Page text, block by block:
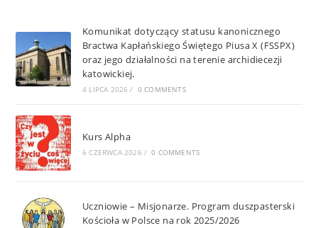
Komunikat dotyczący statusu kanonicznego
Bractwa Kapłańskiego Świętego Piusa X (FSSPX)
oraz jego działalności na terenie archidiecezji
katowickiej.
4 LIPCA 2026 / 0 COMMENTS
Kurs Alpha
6 CZERWCA 2026 / 0 COMMENTS
Uczniowie – Misjonarze. Program duszpasterski
Kościoła w Polsce na rok 2025/2026